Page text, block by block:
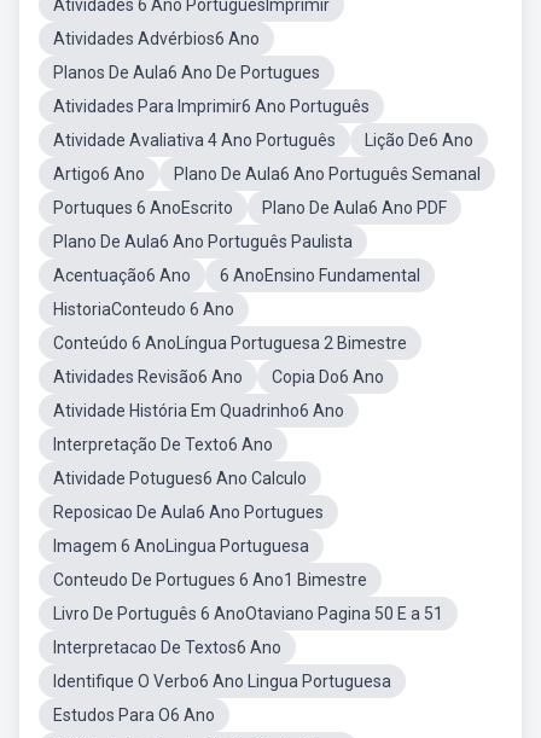
Atividades 6 Ano PortuguesImprimir
Atividades Advérbios6 Ano
Planos De Aula6 Ano De Portugues
Atividades Para Imprimir6 Ano Português
Atividade Avaliativa 4 Ano Português
Lição De6 Ano
Artigo6 Ano
Plano De Aula6 Ano Português Semanal
Portuques 6 AnoEscrito
Plano De Aula6 Ano PDF
Plano De Aula6 Ano Português Paulista
Acentuação6 Ano
6 AnoEnsino Fundamental
HistoriaConteudo 6 Ano
Conteúdo 6 AnoLíngua Portuguesa 2 Bimestre
Atividades Revisão6 Ano
Copia Do6 Ano
Atividade História Em Quadrinho6 Ano
Interpretação De Texto6 Ano
Atividade Potugues6 Ano Calculo
Reposicao De Aula6 Ano Portugues
Imagem 6 AnoLingua Portuguesa
Conteudo De Portugues 6 Ano1 Bimestre
Livro De Português 6 AnoOtaviano Pagina 50 E a 51
Interpretacao De Textos6 Ano
Identifique O Verbo6 Ano Lingua Portuguesa
Estudos Para O6 Ano